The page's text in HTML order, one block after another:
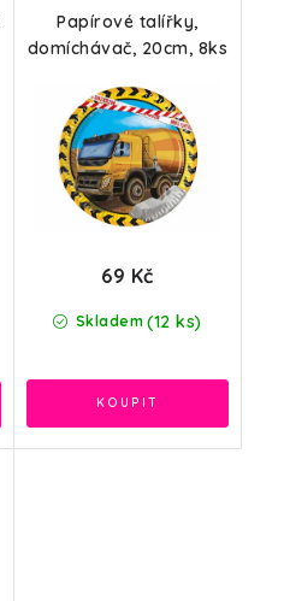
Papírové talířky,
domíchávač, 20cm, 8ks
Skladem (12 ks)
69 Kč